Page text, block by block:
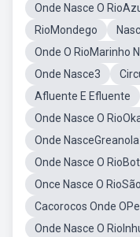
Onde Nasce O
RioMondego
Onde O RioMarinho
Onde Nasce3
Afluente E Efluente
Onde Nasce O
Onde NasceGreanola
Onde Nasce O
Once Nasce O
Cacorocos Onde
Onde Nasce O